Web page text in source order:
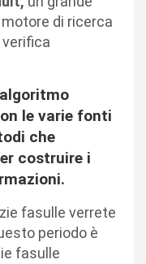
di ricerca
le varie fonti
che
costruire i
fasulle verrete
periodo è
fasulle